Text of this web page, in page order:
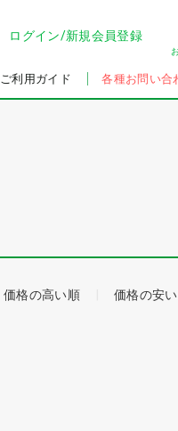
ログイン/新規会員登録
ご利用ガイド 各種お問い合
価格の高い順 価格の安